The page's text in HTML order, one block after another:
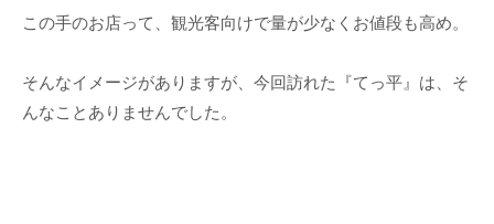
この手のお店って、観光客向けで量が少なくお値段も高め。
そんなイメージがありますが、今回訪れた『てっ平』は、そ
んなことありませんでした。